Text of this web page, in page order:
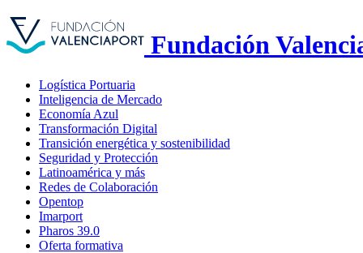
Fundación
Logística Portuaria
Inteligencia de Mercado
Economía Azul
Transformación Digital
Transición energética y sostenibilidad
Seguridad y Protección
Latinoamérica y más
Redes de Colaboración
Opentop
Imarport
Pharos 39.0
Oferta formativa